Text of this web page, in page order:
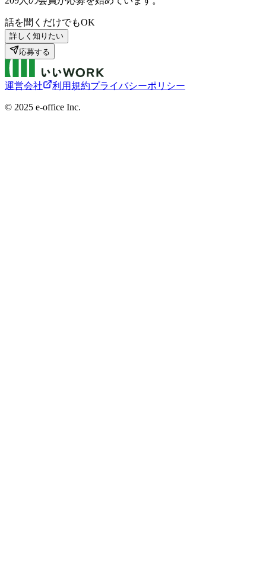
話を聞くだけでもOK
詳しく知りたい
応募する
運営会社 利用規約プライバシーポリシー
©︎ 2025 e-office Inc.